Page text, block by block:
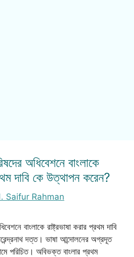
অধিবেশনে বাংলাকে
দাবি কে উত্থাপন করেন?
Saifur Rahman
বাংলাকে রাষ্ট্রভাষা করার প্রথম দাবি
দত্ত। ভাষা আন্দোলনের অগ্রদূত
পরিচিত। অবিভক্ত বাংলার প্রথম